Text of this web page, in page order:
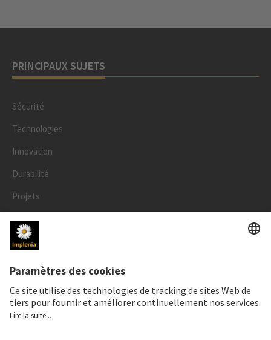
PRINCIPAUX SUJETS
Sécurité
Technologies
Innovation
Durabilité
Projets
Personnes
LÉGAL
Mentions légales
Données personnelles
Déclaration cookies et social media